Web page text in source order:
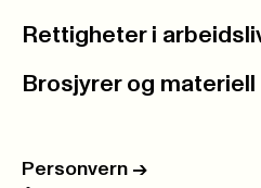
Rettigheter i
Brosjyrer og materiell
Personvern ->